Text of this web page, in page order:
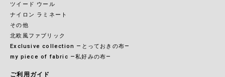
ツイード ウール
ナイロン ラミネート
その他
北欧風ファブリック
Exclusive collection ―とっておきの布―
my piece of fabric ―私好みの布―
ご利用ガイド